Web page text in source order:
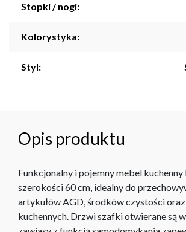
Stopki / nogi:
Kolorystyka:
Styl:
Opis produktu
Funkcjonalny i pojemny mebel kuchenny
szerokości 60 cm, idealny do
artykułów AGD, środków czystości
kuchennych. Drzwi szafki otwierane są